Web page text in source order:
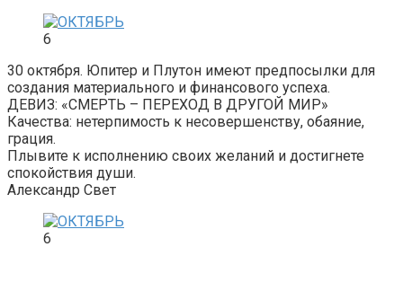
6
30 октября. Юпитер и Плутон имеют предпосылки для
создания материального и финансового успеха.
ДЕВИЗ: «СМЕРТЬ – ПЕРЕХОД В ДРУГОЙ МИР»
Качества: нетерпимость к несовершенству, обаяние,
грация.
Плывите к исполнению своих желаний и достигнете
спокойствия души.
Александр Свет
6